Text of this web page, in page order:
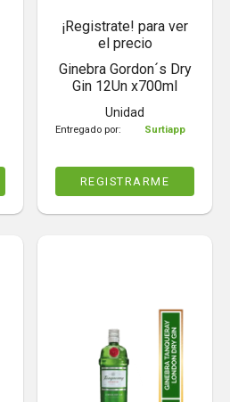
¡Registrate! para ver
el precio
Ginebra Gordon´s Dry
Gin 12Un x700ml
Unidad
Entregado por: Surtiapp
REGISTRARME